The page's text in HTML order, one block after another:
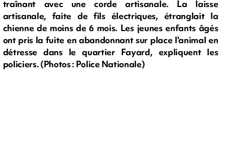
traînant avec une corde artisanale. La laisse
artisanale, faite de fils électriques, étranglait la
chienne de moins de 6 mois. Les jeunes enfants âgés
ont pris la fuite en abandonnant sur place l'animal en
détresse dans le quartier Fayard, expliquent les
policiers. (Photos : Police Nationale)